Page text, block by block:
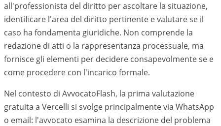
all'professionista del diritto per ascoltare la situazione,
identificare l'area del diritto pertinente e valutare se il
caso ha fondamenta giuridiche. Non comprende la
redazione di atti o la rappresentanza processuale, ma
fornisce gli elementi per decidere consapevolmente se e
come procedere con l'incarico formale.
Nel contesto di AvvocatoFlash, la prima valutazione
gratuita a Vercelli si svolge principalmente via WhatsApp
o email: l'avvocato esamina la descrizione del problema